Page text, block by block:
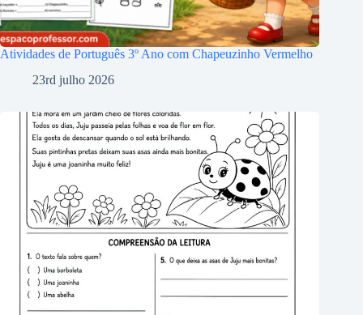
Atividades de Português 3º Ano com Chapeuzinho Vermelho
23rd julho 2026